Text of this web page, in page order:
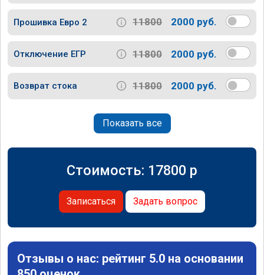
Прошивка Евро 2 11800 2000 руб.
Отключение ЕГР 11800 2000 руб.
Возврат стока 11800 2000 руб.
Показать все
Стоимость: 17800 p
Записаться Задать вопрос
Отзывы о нас: рейтинг 5.0 на основании